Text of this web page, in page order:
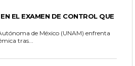
EL EXAMEN DE CONTROL QUE
de México (UNAM) enfrenta
tras...